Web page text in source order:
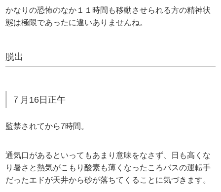
かなりの恐怖のなか１１時間も移動させられる方の精神状
態は極限であったに違いありませんね。
脱出
７月16日正午
監禁されてから7時間。
通気口があるといってもあまり意味をなさず、日も高くな
り暑さと熱気がこもり酸素も薄くなったころバスの運転手
だったエドが天井から砂が落ちてくることに気づきます。